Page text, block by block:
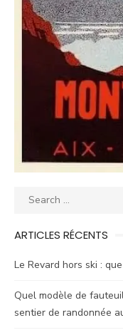
Search
ARTICLES RÉCENTS
Le Revard hors ski :
Quel modèle de
sentier de randonnée